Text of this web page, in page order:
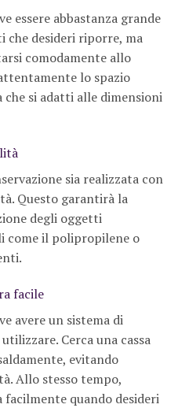
essere abbastanza grande
desideri riporre, ma
comodamente allo
lo spazio
che si adatti alle dimensioni
sia realizzata con
Questo garantirà la
degli oggetti
come il polipropilene o
facile
avere un sistema di
Cerca una cassa
evitando
Allo stesso tempo,
facilmente quando desideri